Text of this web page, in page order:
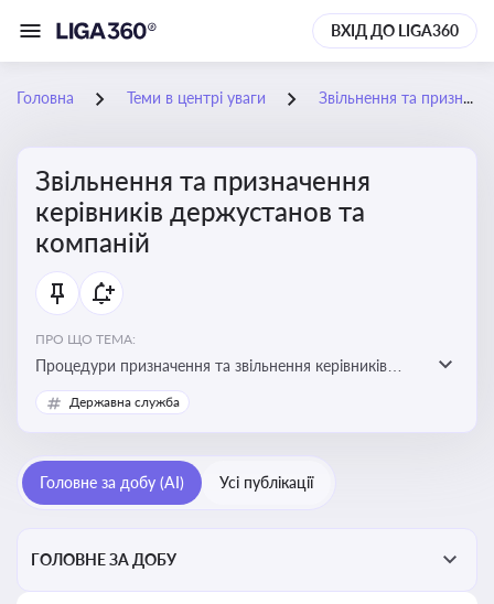
ВХІД ДО LIGA360
Головна Теми в центрі уваги Звільнення та призначення керівників держустанов та компаній
Звільнення та призначення
керівників держустанов та
компаній
ПРО ЩО ТЕМА:
Процедури призначення та звільнення керівників
установ та підприємств
Державна служба
Головне за добу (AI) Усі публікації
ГОЛОВНЕ ЗА ДОБУ